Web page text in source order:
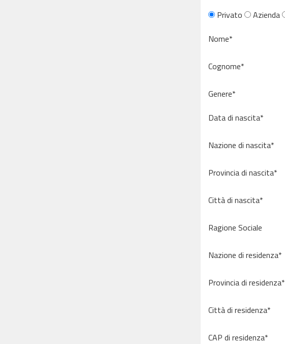
Privato Azienda
Nome*
Cognome*
Genere*
Data di nascita*
Nazione di nascita*
Provincia di nascita*
Città di nascita*
Ragione Sociale
Nazione di residenza*
Provincia di residenza*
Città di residenza*
CAP di residenza*